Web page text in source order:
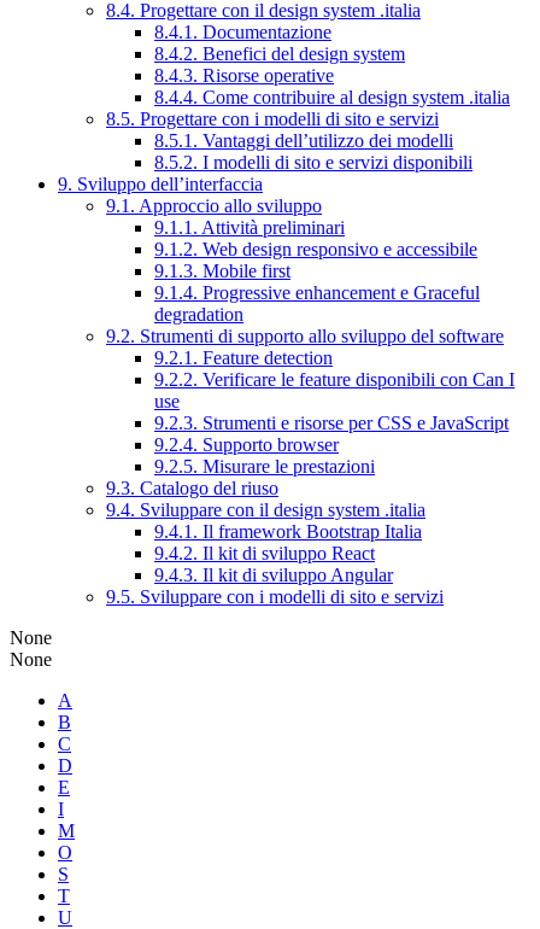
8.4. Progettare con il design system .italia
8.4.1. Documentazione
8.4.2. Benefici del design system
8.4.3. Risorse operative
8.4.4. Come contribuire al design system .italia
8.5. Progettare con i modelli di sito e servizi
8.5.1. Vantaggi dell’utilizzo dei modelli
8.5.2. I modelli di sito e servizi disponibili
9. Sviluppo dell’interfaccia
9.1. Approccio allo sviluppo
9.1.1. Attività preliminari
9.1.2. Web design responsivo e accessibile
9.1.3. Mobile first
9.1.4. Progressive enhancement e Graceful
degradation
9.2. Strumenti di supporto allo sviluppo del software
9.2.1. Feature detection
9.2.2. Verificare le feature disponibili con Can I
use
9.2.3. Strumenti e risorse per CSS e JavaScript
9.2.4. Supporto browser
9.2.5. Misurare le prestazioni
9.3. Catalogo del riuso
9.4. Sviluppare con il design system .italia
9.4.1. Il framework Bootstrap Italia
9.4.2. Il kit di sviluppo React
9.4.3. Il kit di sviluppo Angular
9.5. Sviluppare con i modelli di sito e servizi
None
None
A
B
C
D
E
I
M
O
S
T
U